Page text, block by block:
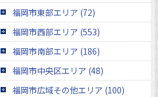
福岡市東部エリア (72)
福岡市西部エリア (553)
福岡市南部エリア (186)
福岡市中央区エリア (48)
福岡市広域その他エリア (100)